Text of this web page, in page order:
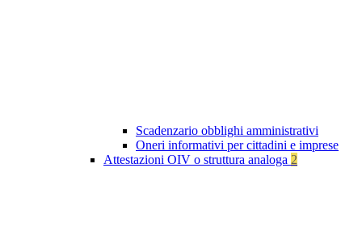
Scadenzario obblighi amministrativi
Oneri informativi per cittadini e imprese
Attestazioni OIV o struttura analoga 2